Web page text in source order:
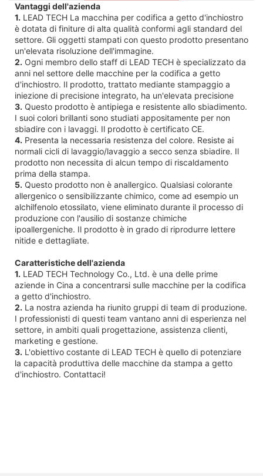
Vantaggi dell'azienda
1. LEAD TECH La macchina per codifica a getto d'inchiostro
è dotata di finiture di alta qualità conformi agli standard del
settore. Gli oggetti stampati con questo prodotto presentano
un'elevata risoluzione dell'immagine.
2. Ogni membro dello staff di LEAD TECH è specializzato da
anni nel settore delle macchine per la codifica a getto
d'inchiostro. Il prodotto, trattato mediante stampaggio a
iniezione di precisione integrato, ha un'elevata precisione
3. Questo prodotto è antipiega e resistente allo sbiadimento.
I suoi colori brillanti sono studiati appositamente per non
sbiadire con i lavaggi. Il prodotto è certificato CE.
4. Presenta la necessaria resistenza del colore. Resiste ai
normali cicli di lavaggio/lavaggio a secco senza sbiadire. Il
prodotto non necessita di alcun tempo di riscaldamento
prima della stampa.
5. Questo prodotto non è anallergico. Qualsiasi colorante
allergenico o sensibilizzante chimico, come ad esempio un
alchilfenolo etossilato, viene eliminato durante il processo di
produzione con l'ausilio di sostanze chimiche
ipoallergeniche. Il prodotto è in grado di riprodurre lettere
nitide e dettagliate.
Caratteristiche dell'azienda
1. LEAD TECH Technology Co., Ltd. è una delle prime
aziende in Cina a concentrarsi sulle macchine per la codifica
a getto d'inchiostro.
2. La nostra azienda ha riunito gruppi di team di produzione.
I professionisti di questi team vantano anni di esperienza nel
settore, in ambiti quali progettazione, assistenza clienti,
marketing e gestione.
3. L'obiettivo costante di LEAD TECH è quello di potenziare
la capacità produttiva delle macchine da stampa a getto
d'inchiostro. Contattaci!